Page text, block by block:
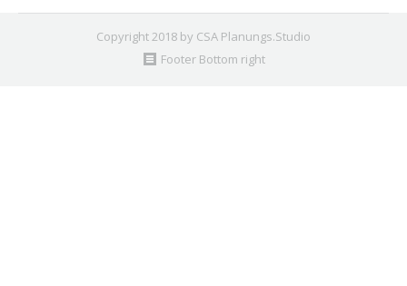
Copyright 2018 by CSA Planungs.Studio
Footer Bottom right